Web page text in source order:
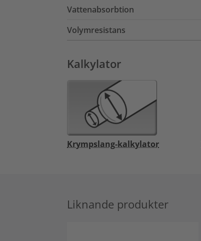
Vattenabsorbtion
Volymresistans
Kalkylator
Krympslang-kalkylator
Liknande produkter